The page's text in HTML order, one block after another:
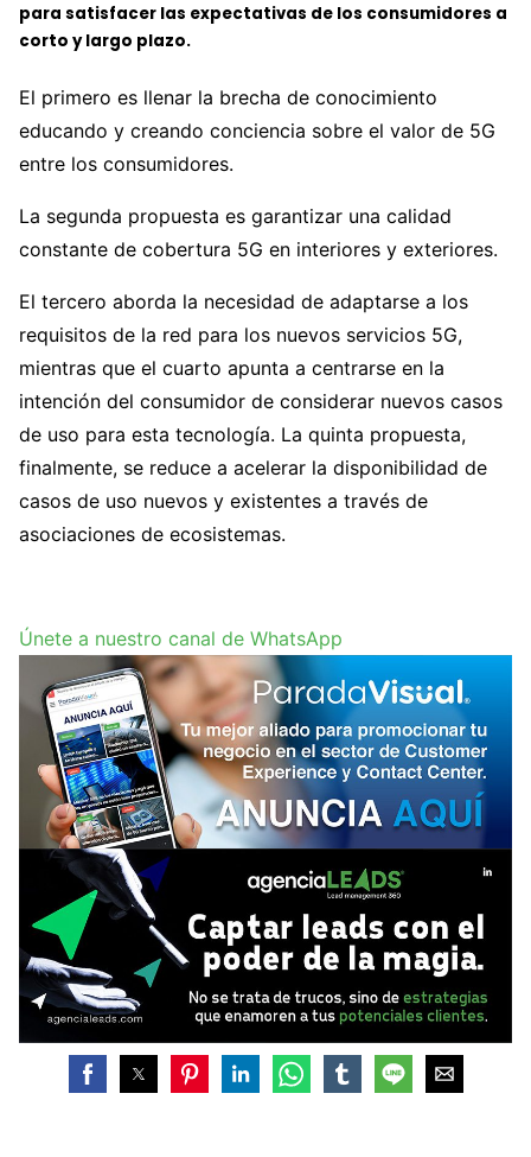
para satisfacer las expectativas de los consumidores a
corto y largo plazo.
El primero es llenar la brecha de conocimiento
educando y creando conciencia sobre el valor de 5G
entre los consumidores.
La segunda propuesta es garantizar una calidad
constante de cobertura 5G en interiores y exteriores.
El tercero aborda la necesidad de adaptarse a los
requisitos de la red para los nuevos servicios 5G,
mientras que el cuarto apunta a centrarse en la
intención del consumidor de considerar nuevos casos
de uso para esta tecnología. La quinta propuesta,
finalmente, se reduce a acelerar la disponibilidad de
casos de uso nuevos y existentes a través de
asociaciones de ecosistemas.
Únete a nuestro canal de WhatsApp